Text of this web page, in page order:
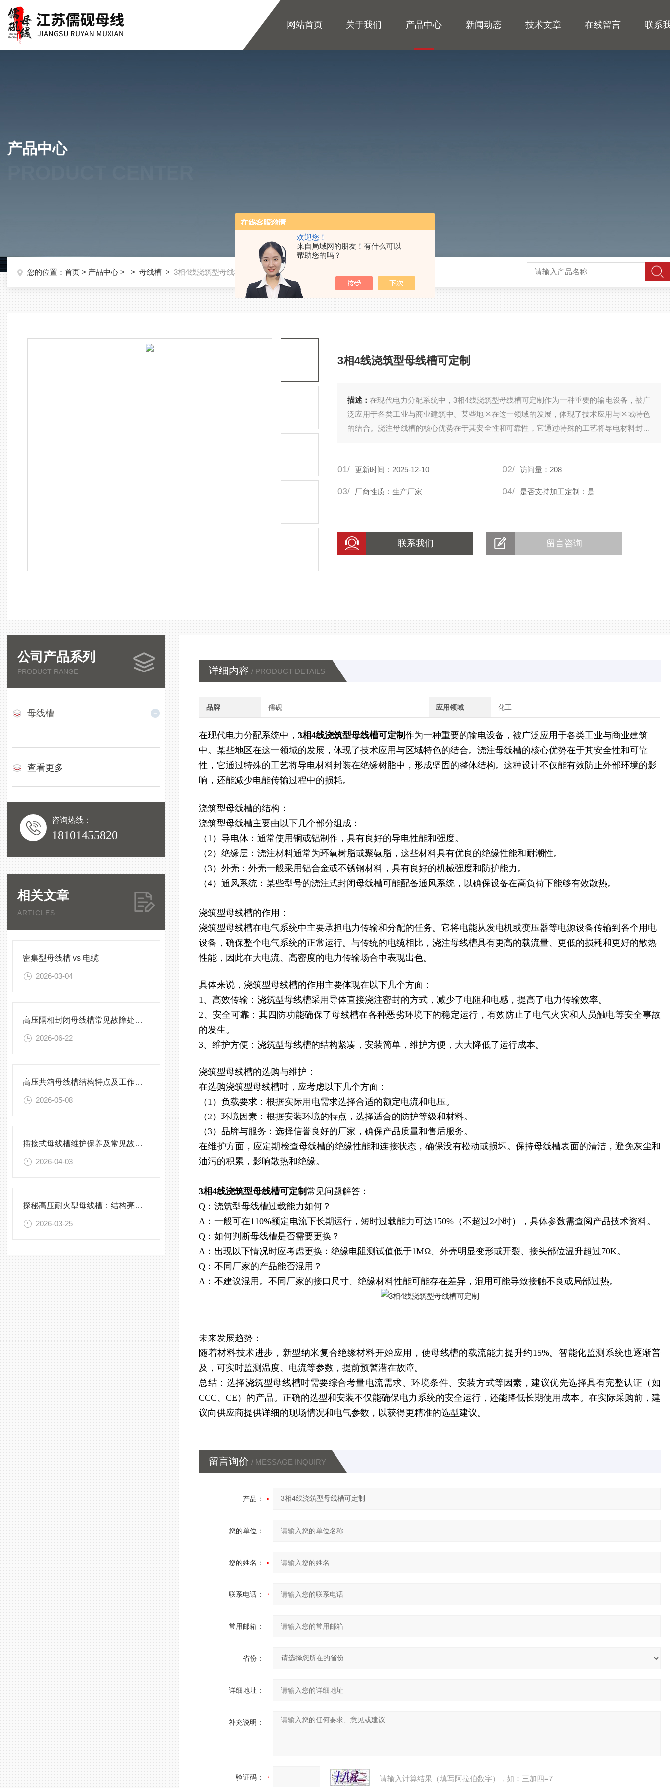
欢迎您！
来自局域网的朋友！有什么可以
帮助您的吗？
网站首页 关于我们 产品中心 新闻动态 技术文章 在线留言 联系
产品中心
您的位置： 首页 > 产品中心 > > 母线槽 > 3相4线浇筑型母线槽可定制
3相4线浇筑型母线槽可定制
描述：在现代电力分配系统中，3相4线浇筑型母线槽可定制作为一种重要的输电设备，被广
泛应用于各类工业与商业建筑中。某些地区在这一领域的发展，体现了技术应用与区域特色
的结合。浇注母线槽的核心优势在于其安全性和可靠性，它通过特殊的工艺将导电材料封装
01/ 更新时间：2025-12-10 02/ 访问量：208
03/ 厂商性质：生产厂家 04/ 是否支持加工定制：是
联系我们 留言咨询
公司产品系列
PRODUCT RANGE
母线槽
查看更多
咨询热线：
18101455820
相关文章
ARTICLES
密集型母线槽 vs 电缆
2026-03-04
高压隔相封闭母线槽常见故障处理方案
2026-06-22
高压共箱母线槽结构特点及工作原理
2026-05-08
插接式母线槽维护保养及常见故障处理指南
2026-04-03
探秘高压耐火型母线槽：结构亮点与实用效能
2026-03-25
详细内容 / PRODUCT DETAILS
品牌 儒砚 应用领域 化工
在现代电力分配系统中，3相4线浇筑型母线槽可定制作为一种重要的输电设备，被广泛应用于各类工业与商业建筑
中。某些地区在这一领域的发展，体现了技术应用与区域特色的结合。浇注母线槽的核心优势在于其安全性和可靠
性，它通过特殊的工艺将导电材料封装在绝缘树脂中，形成坚固的整体结构。这种设计不仅能有效防止外部环境的影
响，还能减少电能传输过程中的损耗。
浇筑型母线槽的结构：
浇筑型母线槽主要由以下几个部分组成：
（1）导电体：通常使用铜或铝制作，具有良好的导电性能和强度。
（2）绝缘层：浇注材料通常为环氧树脂或聚氨脂，这些材料具有优良的绝缘性能和耐潮性。
（3）外壳：外壳一般采用铝合金或不锈钢材料，具有良好的机械强度和防护能力。
（4）通风系统：某些型号的浇注式封闭母线槽可能配备通风系统，以确保设备在高负荷下能够有效散热。
浇筑型母线槽的作用：
浇筑型母线槽在电气系统中主要承担电力传输和分配的任务。它将电能从发电机或变压器等电源设备传输到各个用电
设备，确保整个电气系统的正常运行。与传统的电缆相比，浇注母线槽具有更高的载流量、更低的损耗和更好的散热
性能，因此在大电流、高密度的电力传输场合中表现出色。
具体来说，浇筑型母线槽的作用主要体现在以下几个方面：
1、高效传输：浇筑型母线槽采用导体直接浇注密封的方式，减少了电阻和电感，提高了电力传输效率。
2、安全可靠：其四防功能确保了母线槽在各种恶劣环境下的稳定运行，有效防止了电气火灾和人员触电等安全事故
的发生。
3、维护方便：浇筑型母线槽的结构紧凑，安装简单，维护方便，大大降低了运行成本。
浇筑型母线槽的选购与维护：
在选购浇筑型母线槽时，应考虑以下几个方面：
（1）负载要求：根据实际用电需求选择合适的额定电流和电压。
（2）环境因素：根据安装环境的特点，选择适合的防护等级和材料。
（3）品牌与服务：选择信誉良好的厂家，确保产品质量和售后服务。
在维护方面，应定期检查母线槽的绝缘性能和连接状态，确保没有松动或损坏。保持母线槽表面的清洁，避免灰尘和
油污的积累，影响散热和绝缘。
3相4线浇筑型母线槽可定制常见问题解答：
Q：浇筑型母线槽过载能力如何？
A：一般可在110%额定电流下长期运行，短时过载能力可达150%（不超过2小时），具体参数需查阅产品技术资料。
Q：如何判断母线槽是否需要更换？
A：出现以下情况时应考虑更换：绝缘电阻测试值低于1MΩ、外壳明显变形或开裂、接头部位温升超过70K。
Q：不同厂家的产品能否混用？
A：不建议混用。不同厂家的接口尺寸、绝缘材料性能可能存在差异，混用可能导致接触不良或局部过热。
未来发展趋势：
随着材料技术进步，新型纳米复合绝缘材料开始应用，使母线槽的载流能力提升约15%。智能化监测系统也逐渐普
及，可实时监测温度、电流等参数，提前预警潜在故障。
总结：选择浇筑型母线槽时需要综合考量电流需求、环境条件、安装方式等因素，建议优先选择具有完整认证（如
CCC、CE）的产品。正确的选型和安装不仅能确保电力系统的安全运行，还能降低长期使用成本。在实际采购前，建
议向供应商提供详细的现场情况和电气参数，以获得更精准的选型建议。
留言询价 / MESSAGE INQUIRY
产品：
您的单位：
您的姓名：
联系电话：
常用邮箱：
省份：
详细地址：
补充说明：
验证码： 请输入计算结果（填写阿拉伯数字），如：三加四=7